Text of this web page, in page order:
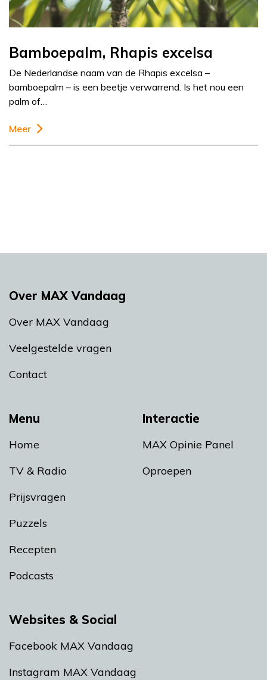
Bamboepalm, Rhapis excelsa
De Nederlandse naam van de Rhapis excelsa –
bamboepalm – is een beetje verwarrend. Is het nou een
palm of…
Meer
Menu
Home
TV & Radio
Prijsvragen
Puzzels
Recepten
Podcasts
Interactie
MAX Opinie Panel
Oproepen
Over MAX Vandaag
Over MAX Vandaag
Veelgestelde vragen
Contact
Websites & Social
Facebook MAX Vandaag
Instagram MAX Vandaag